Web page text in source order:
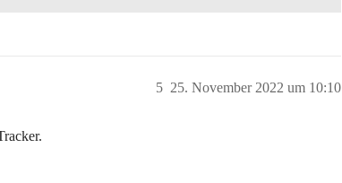
25. November 2022 um 10:10
5